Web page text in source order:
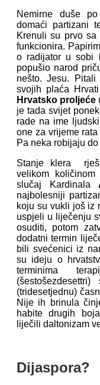
Nemirne duše
domaći partizani
Krenuli su prvo sa
funkcionira.
o radijator u sobi
popušio narod
nešto. Jesu. Pitali
svojih plaća
Hrvatsko proljeće
je tada svijet
rade na ime
one za vrijeme
Pa neka robijaju do
Stanje klera
velikom
slučaj Kardinala
najbolesniji
koju su vukli još iz
uspjeli u liječenju
osuditi, potom
dodatni termin
bili svećenici iz
su ideju o
terminima
(tridesetjednu)
Nije ih brinula
habite drugih
liječili daltonizam
Dijaspora?